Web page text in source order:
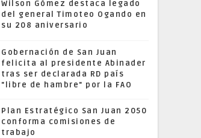
Wilson Gómez destaca legado
del general Timoteo Ogando en
su 208 aniversario
Gobernación de San Juan
felicita al presidente Abinader
tras ser declarada RD país
"libre de hambre" por la FAO
Plan Estratégico San Juan 2050
conforma comisiones de
trabajo